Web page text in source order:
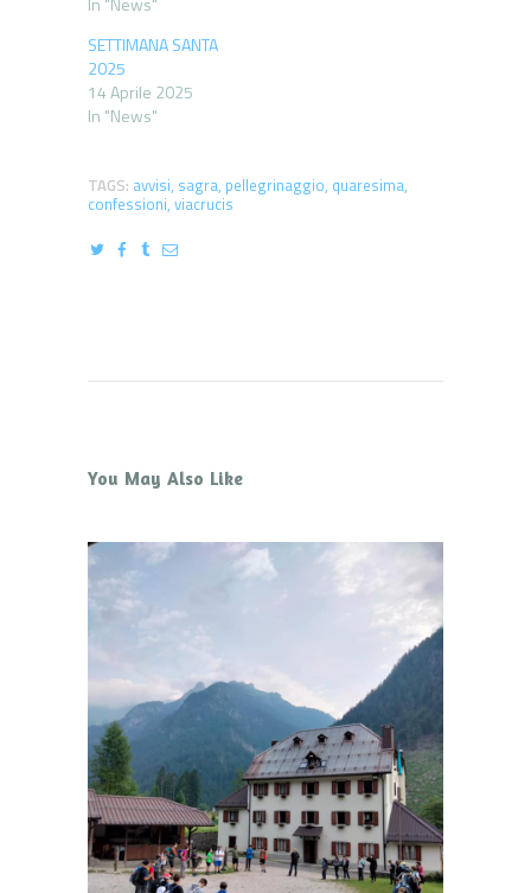
SETTIMANA SANTA
2025
14 Aprile 2025
In "News"
TAGS: avvisi, sagra, pellegrinaggio, quaresima,
confessioni, viacrucis
You May Also Like